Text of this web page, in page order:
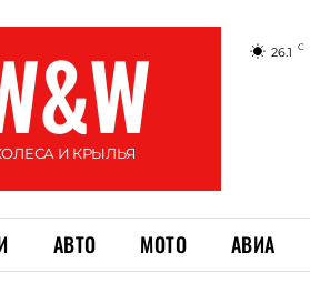
И КРЫЛЬЯ
26.1 C
АВТО МОТО АВИА